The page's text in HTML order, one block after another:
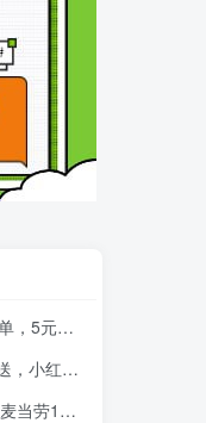
邮储5.88元等
檬水+0撸汉堡等
9万份0.01券等